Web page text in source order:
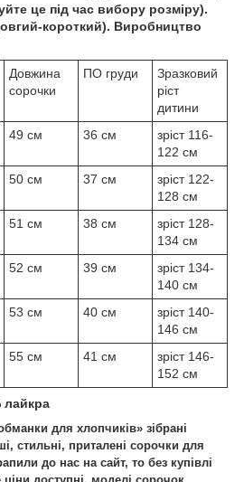
це під час вибору розміру).
короткий). Виробництво
Довжина
сорочки
ПО груди
Зразковий
ріст
дитини
49 см 36 см
зріст 116-
122 см
50 см 37 см
зріст 122-
128 см
51 см 38 см
зріст 128-
134 см
52 см 39 см
зріст 134-
140 см
53 см 40 см
зріст 140-
146 см
55 см 41 см
зріст 146-
152 см
лайкра
для хлопчиків» зібрані
стильні, приталені сорочки для
до нас на сайт, то без купівлі